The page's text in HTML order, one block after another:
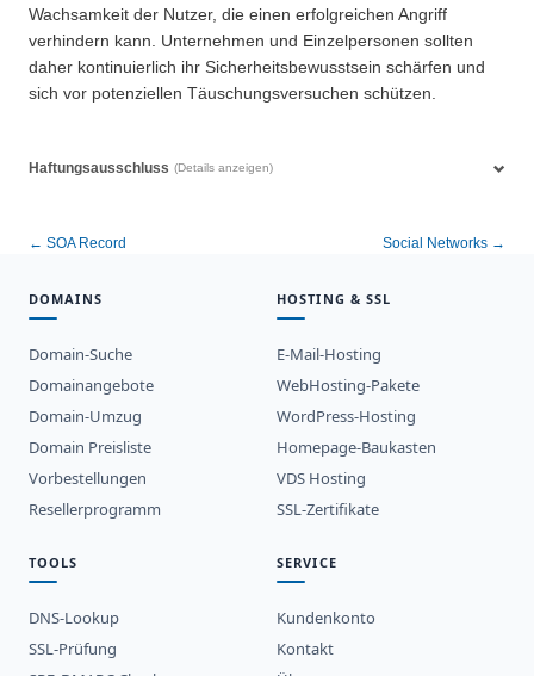
Wachsamkeit der Nutzer, die einen erfolgreichen Angriff
verhindern kann. Unternehmen und Einzelpersonen sollten
daher kontinuierlich ihr Sicherheitsbewusstsein schärfen und
sich vor potenziellen Täuschungsversuchen schützen.
Haftungsausschluss (Details anzeigen)
← SOA Record Social Networks →
DOMAINS
Domain-Suche
Domainangebote
Domain-Umzug
Domain Preisliste
Vorbestellungen
Resellerprogramm
HOSTING & SSL
E-Mail-Hosting
WebHosting-Pakete
WordPress-Hosting
Homepage-Baukasten
VDS Hosting
SSL-Zertifikate
TOOLS
DNS-Lookup
SSL-Prüfung
SERVICE
Kundenkonto
Kontakt